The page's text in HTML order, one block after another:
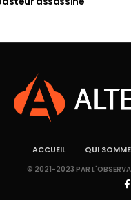
ACCUEIL QUI
© 2021-2023 PAR